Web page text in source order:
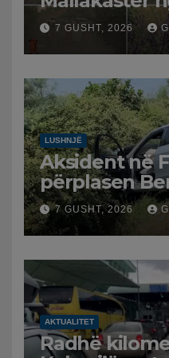
nga ajri me
7 GUSHT, 2026
LUSHNJË
Aksident në
përplasen
furgonin,
moshuar
7 GUSHT, 2026
AKTUALITET
Radhë